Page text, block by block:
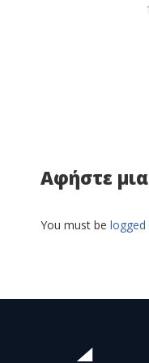
Αφήστε
You must be logged